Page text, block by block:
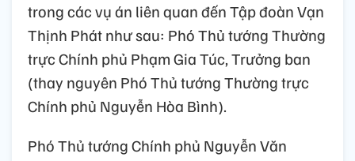
trong các vụ án liên quan đến Tập đoàn Vạn
Thịnh Phát như sau: Phó Thủ tướng Thường
trực Chính phủ Phạm Gia Túc, Trưởng ban
(thay nguyên Phó Thủ tướng Thường trực
Chính phủ Nguyễn Hòa Bình).
Phó Thủ tướng Chính phủ Nguyễn Văn